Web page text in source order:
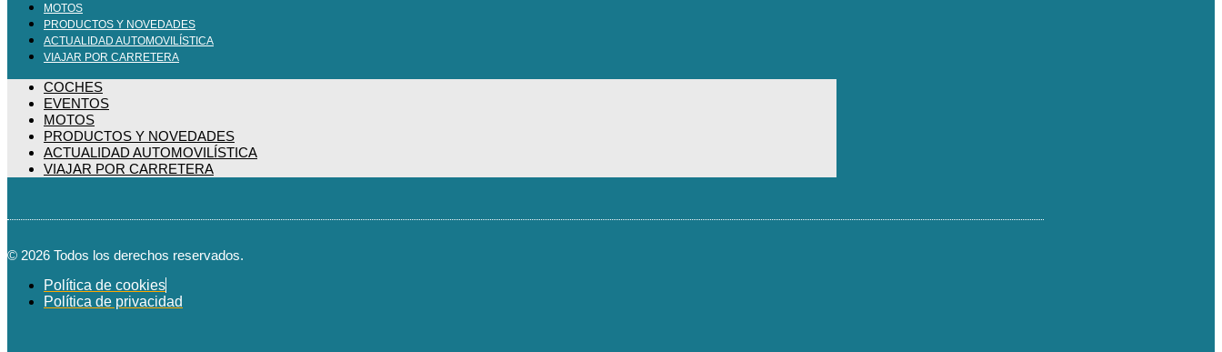
MOTOS
PRODUCTOS Y NOVEDADES
ACTUALIDAD AUTOMOVILÍSTICA
VIAJAR POR CARRETERA
COCHES
EVENTOS
MOTOS
PRODUCTOS Y NOVEDADES
ACTUALIDAD AUTOMOVILÍSTICA
VIAJAR POR CARRETERA
© 2026 Todos los derechos reservados.
Política de cookies
Política de privacidad